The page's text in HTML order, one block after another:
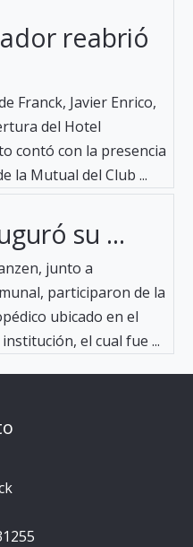
reabrió
Franck, Javier Enrico,
del Hotel
contó con la presencia
la Mutual del Club ...
su ...
junto a
participaron de la
ubicado en el
el cual fue ...